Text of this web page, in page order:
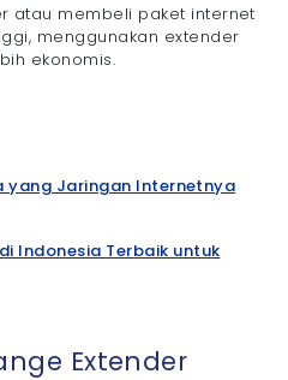
atau membeli paket internet
menggunakan extender
ekonomis.
yang Jaringan Internetnya
Indonesia Terbaik untuk
Extender